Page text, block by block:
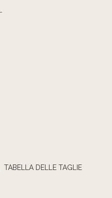
TABELLA DELLE TAGLIE